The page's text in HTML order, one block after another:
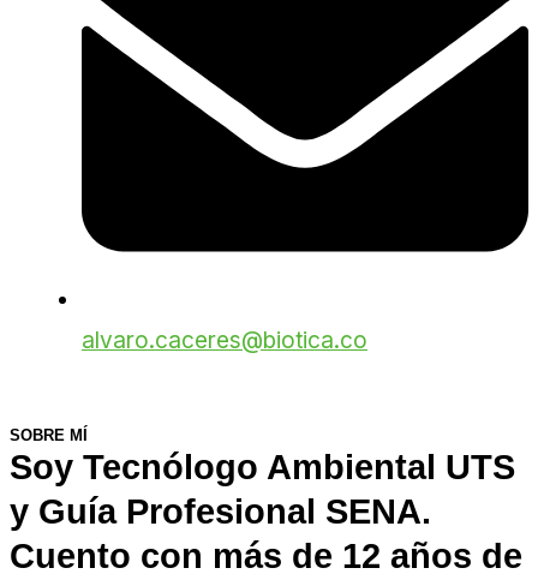
alvaro.caceres@biotica.co
SOBRE MÍ
Soy Tecnólogo Ambiental UTS
y Guía Profesional SENA.
Cuento con más de 12 años de